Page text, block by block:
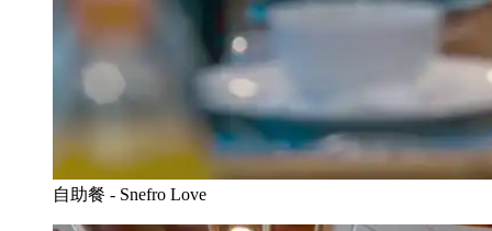
自助餐 - Snefro Love